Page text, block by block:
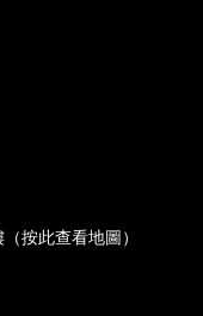
按此查看地圖）